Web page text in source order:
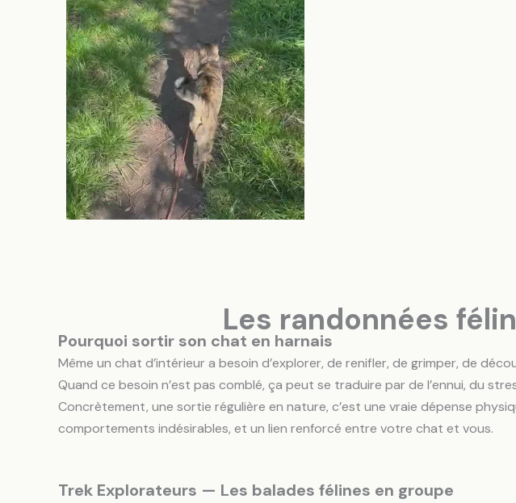
Les randonnées
Pourquoi sortir son chat en harnais
Même un chat d’intérieur a besoin d’explorer, de renifler, de grimper, de
Quand ce besoin n’est pas comblé, ça peut se traduire par de l’ennui, du
Concrètement, une sortie régulière en nature, c’est une vraie dépense
comportements indésirables, et un lien renforcé entre votre chat et vous.
Trek Explorateurs — Les balades félines en groupe